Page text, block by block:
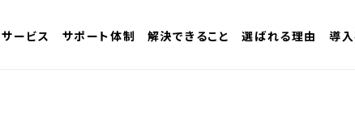
サービス サポート体制 解決できること 選ばれる理由 導